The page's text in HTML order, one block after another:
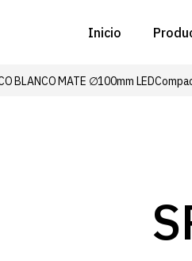
Inicio
BLANCO MATE ∅100mm